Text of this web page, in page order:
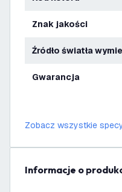
Znak jakości
Źródło światła
Gwarancja
Zobacz wszystkie
informacje o